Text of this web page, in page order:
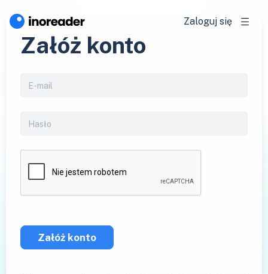
Zaloguj się
Załóż konto
Załóż konto